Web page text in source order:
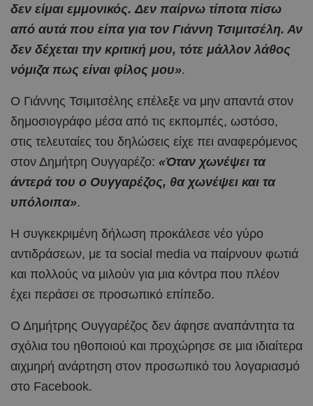
δεν είμαι εμμονικός. Δεν παίρνω τίποτα πίσω
από αυτά που είπα για τον Γιάννη Τσιμιτσέλη. Αν
δεν δέχεται την κριτική μου, τότε μάλλον λάθος
νόμιζα πως είναι φίλος μου».
Ο Γιάννης Τσιμιτσέλης επέλεξε να μην απαντά στον
δημοσιογράφο μέσα από τις εκπομπές, ωστόσο,
στις τελευταίες του δηλώσεις είχε πει αναφερόμενος
στον Δημήτρη Ουγγαρέζο: «Όταν χωνέψει τα
άντερά του ο Ουγγαρέζος, θα χωνέψει και τα
υπόλοιπα».
Η συγκεκριμένη δήλωση προκάλεσε νέο γύρο
αντιδράσεων, με τα social media να παίρνουν φωτιά
και πολλούς να μιλούν για μια κόντρα που πλέον
έχει περάσει σε προσωπικό επίπεδο.
Ο Δημήτρης Ουγγαρέζος δεν άφησε αναπάντητα τα
σχόλια του ηθοποιού και προχώρησε σε μια ιδιαίτερα
αιχμηρή ανάρτηση στον προσωπικό του λογαριασμό
στο Facebook.